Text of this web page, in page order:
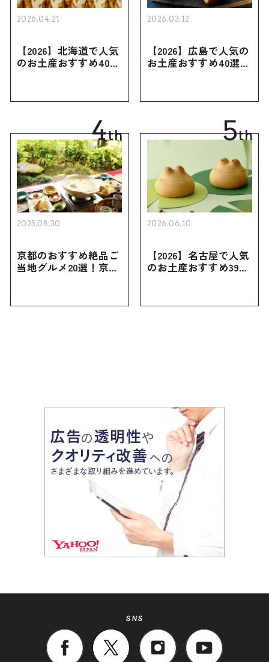
2026.04.21
【2026】北海道で人気
のお土産おすすめ40選
買えない限定品、女性
2026.03.12
【2026】広島で人気の
お土産おすすめ40選｜
き用、女性向けまで幅
4th
2025.08.30
京都のおすすめ絶品ご
当地グルメ20選！京都
5th
2026.06.10
【2026】名古屋で人気
のお土産おすすめ39選
お土産・ばらまき用ま
SNS